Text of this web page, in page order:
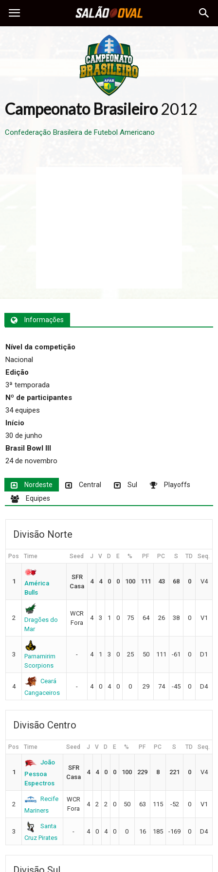
Campeonato Brasileiro2012
Confederação Brasileira de Futebol Americano
Informações
Nível da competição
Nacional
Edição
3ª temporada
Nº de participantes
34 equipes
Início
30 de junho
Brasil Bowl III
24 de novembro
Nordeste Central Sul
Playoffs
Equipes
Divisão Norte
Pos Time Seed J V D E % PF PC S TD Seq.
1
América
Bulls
SFR
Casa
4 4 0 0 100 111 43 68 0 V4
2
Dragões do
Mar
WCR
Fora
4 3 1 0 75 64 26 38 0 V1
3
Parnamirim
Scorpions
- 4 1 3 0 25 50 111 -61 0 D1
4
Ceará
Cangaceiros
- 4 0 4 0 0 29 74 -45 0 D4
Divisão Centro
Pos Time Seed J V D E % PF PC S TD Seq.
1
João
Pessoa
Espectros
SFR
Casa
4 4 0 0 100 229 8 221 0 V4
2
Recife
Mariners
WCR
Fora
4 2 2 0 50 63 115 -52 0 V1
3
Santa
Cruz Pirates
- 4 0 4 0 0 16 185 -169 0 D4